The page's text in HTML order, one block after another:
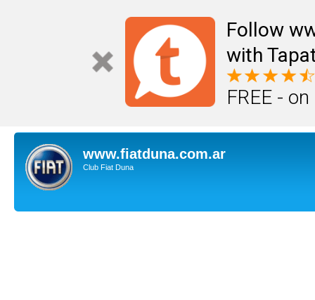
Follow
with
FREE -
www.fiatduna.com.ar
Club Fiat Duna